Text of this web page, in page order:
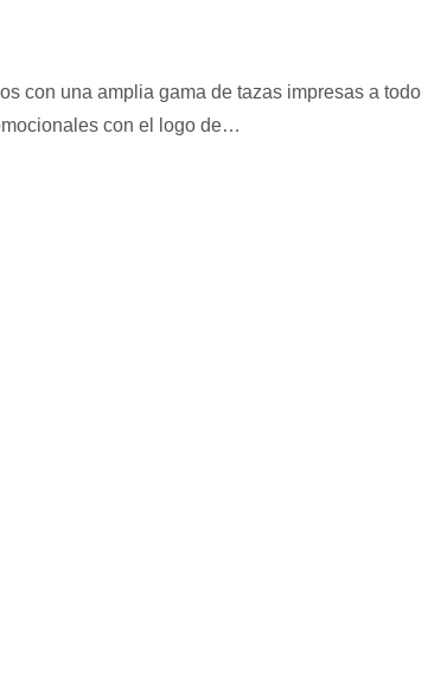
con una amplia gama de tazas impresas a todo
con el logo de…